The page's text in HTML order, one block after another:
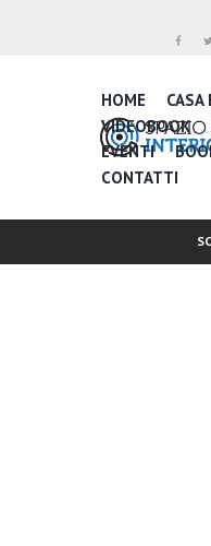
HOME CASA
VIDEOBOOK
EVENTI
CONTATTI